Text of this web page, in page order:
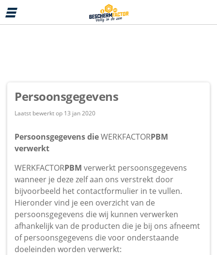
MENU
Persoonsgegevens
Laatst bewerkt op 13 jan 2020
Persoonsgegevens dieWERKFACTORPBM
verwerkt
WERKFACTORPBM verwerkt persoonsgegevens
wanneer je deze zelf aan ons verstrekt door
bijvoorbeeld het contactformulier in te vullen.
Hieronder vind je een overzicht van de
persoonsgegevens die wij kunnen verwerken
afhankelijk van de producten die je bij ons afneemt
of persoonsgegevens die voor onderstaande
doeleinden worden verwerkt: